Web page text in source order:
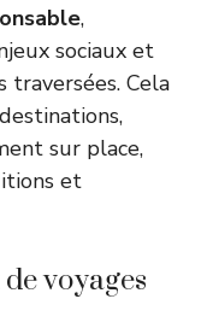
,
sociaux et
traversées. Cela
sur place,
et
voyages